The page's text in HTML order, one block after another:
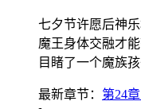
七夕节许愿后神
魔王身体交融才
目睹了一个魔族
最新章节： 第24